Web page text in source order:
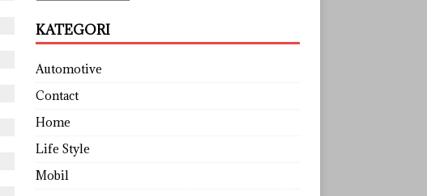
KATEGORI
Automotive
Contact
Home
Life Style
Mobil